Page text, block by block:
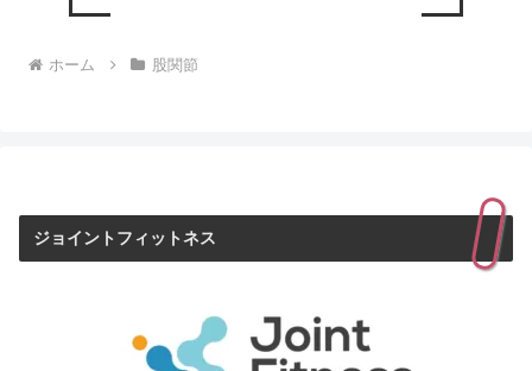
ホーム 股関節
ジョイントフィットネス